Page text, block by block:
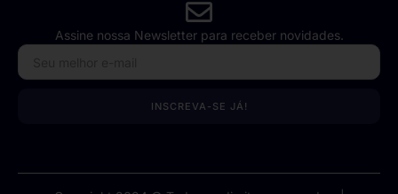
Assine nossa Newsletter para receber novidades.
INSCREVA-SE JÁ!